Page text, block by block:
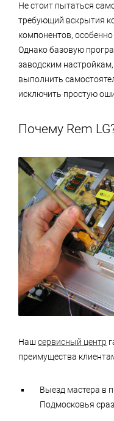
Не стоит пытаться
требующий вскрытия
компонентов,
Однако базовую
заводским
выполнить
исключить простую
Почему Rem
Нашсервисный центр
преимущества
Выезд мастера в
Подмосковья